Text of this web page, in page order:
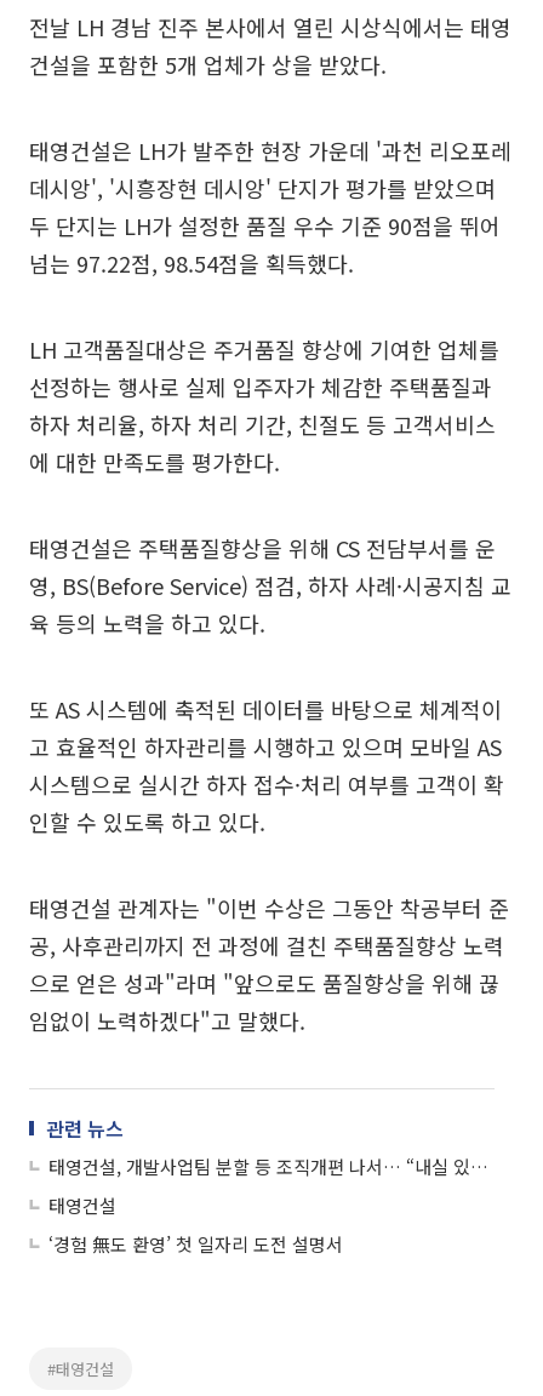
전날 LH 경남 진주 본사에서 열린 시상식에서는 태영
건설을 포함한 5개 업체가 상을 받았다.
태영건설은 LH가 발주한 현장 가운데 '과천 리오포레
데시앙', '시흥장현 데시앙' 단지가 평가를 받았으며
두 단지는 LH가 설정한 품질 우수 기준 90점을 뛰어
넘는 97.22점, 98.54점을 획득했다.
LH 고객품질대상은 주거품질 향상에 기여한 업체를
선정하는 행사로 실제 입주자가 체감한 주택품질과
하자 처리율, 하자 처리 기간, 친절도 등 고객서비스
에 대한 만족도를 평가한다.
태영건설은 주택품질향상을 위해 CS 전담부서를 운
영, BS(Before Service) 점검, 하자 사례·시공지침 교
육 등의 노력을 하고 있다.
또 AS 시스템에 축적된 데이터를 바탕으로 체계적이
고 효율적인 하자관리를 시행하고 있으며 모바일 AS
시스템으로 실시간 하자 접수·처리 여부를 고객이 확
인할 수 있도록 하고 있다.
태영건설 관계자는 "이번 수상은 그동안 착공부터 준
공, 사후관리까지 전 과정에 걸친 주택품질향상 노력
으로 얻은 성과"라며 "앞으로도 품질향상을 위해 끊
임없이 노력하겠다"고 말했다.
관련 뉴스
태영건설, 개발사업팀 분할 등 조직개편 나서… “내실 있는 경영정상화 추진”
태영건설
‘경험 無도 환영’ 첫 일자리 도전 설명서
#태영건설